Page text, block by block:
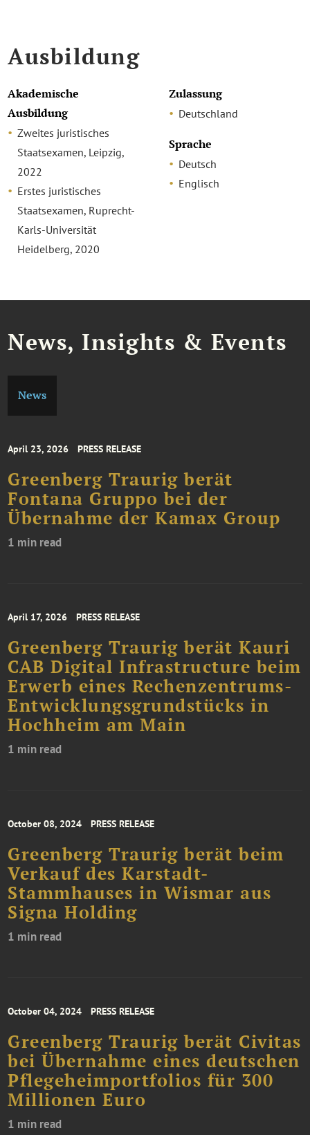
Ausbildung
Akademische
Ausbildung
Zweites juristisches
Staatsexamen, Leipzig,
2022
Erstes juristisches
Staatsexamen, Ruprecht-
Karls-Universität
Heidelberg, 2020
Zulassung
Deutschland
Sprache
Deutsch
Englisch
News, Insights & Events
News
April 23, 2026 PRESS RELEASE
Greenberg Traurig berät
Fontana Gruppo bei der
Übernahme der Kamax Group
1 min read
April 17, 2026 PRESS RELEASE
Greenberg Traurig berät Kauri
CAB Digital Infrastructure beim
Erwerb eines Rechenzentrums-
Entwicklungsgrundstücks in
Hochheim am Main
1 min read
October 08, 2024 PRESS RELEASE
Greenberg Traurig berät beim
Verkauf des Karstadt-
Stammhauses in Wismar aus
Signa Holding
1 min read
October 04, 2024 PRESS RELEASE
Greenberg Traurig berät Civitas
bei Übernahme eines deutschen
Pflegeheimportfolios für 300
Millionen Euro
1 min read